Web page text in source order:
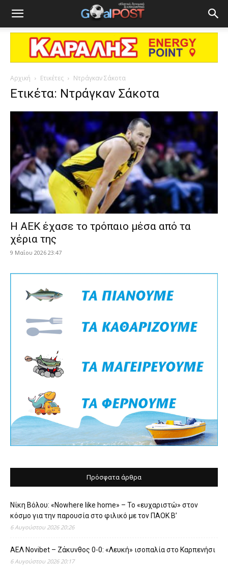
Αρχική Ετικέτες Ντράγκαν Σάκοτα
Ετικέτα: Ντράγκαν Σάκοτα
Η ΑΕΚ έχασε το τρόπαιο μέσα από τα
χέρια της
9 Μαΐου 2026 23:47
Πρόσφατα άρθρα
Νίκη Βόλου: «Nowhere like home» – Το «ευχαριστώ» στον
κόσμο για την παρουσία στο φιλικό με τον ΠΑΟΚ Β’
6 Αυγούστου 2026 20:26
ΑΕΛ Novibet – Ζάκυνθος 0-0: «Λευκή» ισοπαλία στο Καρπενήσι
6 Αυγούστου 2026 20:17